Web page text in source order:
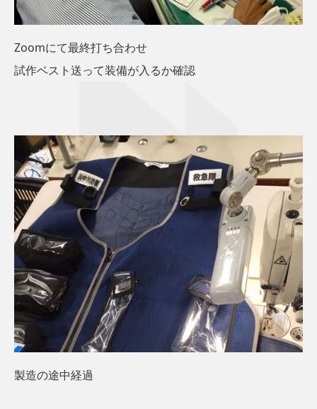
Zoomにて最終打ち合わせ
試作ベスト送って装備が入るか確認
製造の途中経過